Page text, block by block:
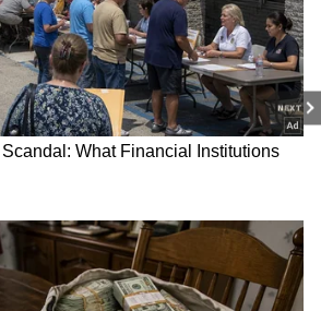
NEXT
రెడ్డి ప్రమాణస్వీకారం వేళ
భవన్ గేట్లు